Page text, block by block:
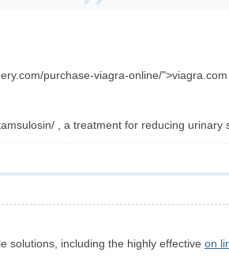
purchase-viagra-online/
, a treatment for reducing urinary
solutions, including the highly effective on